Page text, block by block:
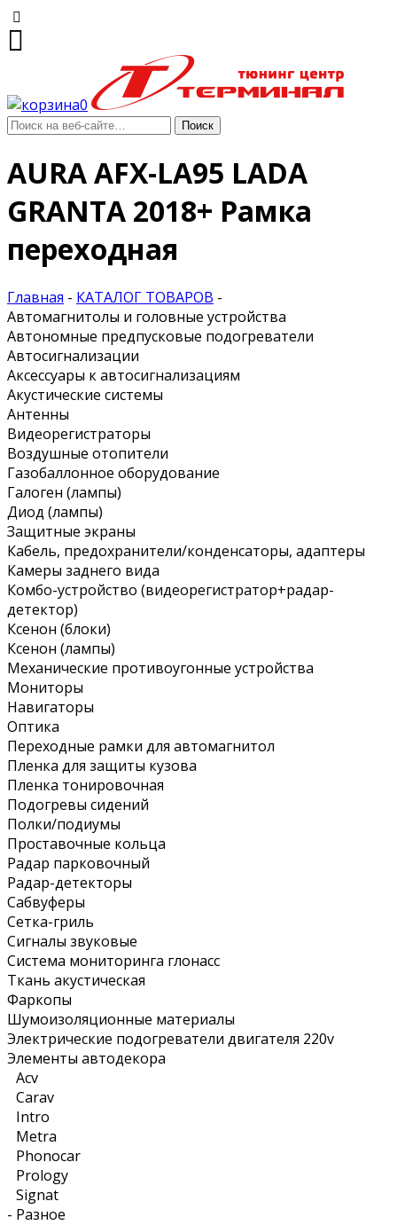
0
AURA AFX-LA95 LADA
GRANTA 2018+ Рамка
переходная
Главная - КАТАЛОГ ТОВАРОВ -
Автомагнитолы и головные устройства
Автономные предпусковые подогреватели
Автосигнализации
Аксессуары к автосигнализациям
Акустические системы
Антенны
Видеорегистраторы
Воздушные отопители
Газобаллонное оборудование
Галоген (лампы)
Диод (лампы)
Защитные экраны
Кабель, предохранители/конденсаторы, адаптеры
Камеры заднего вида
Комбо-устройство (видеорегистратор+радар-
детектор)
Ксенон (блоки)
Ксенон (лампы)
Механические противоугонные устройства
Мониторы
Навигаторы
Оптика
Переходные рамки для автомагнитол
Пленка для защиты кузова
Пленка тонировочная
Подогревы сидений
Полки/подиумы
Проставочные кольца
Радар парковочный
Радар-детекторы
Сабвуферы
Сетка-гриль
Сигналы звуковые
Система мониторинга глонасс
Ткань акустическая
Фаркопы
Шумоизоляционные материалы
Электрические подогреватели двигателя 220v
Элементы автодекора
-
Acv
Carav
Intro
Metra
Phonocar
Prology
Signat
Разное